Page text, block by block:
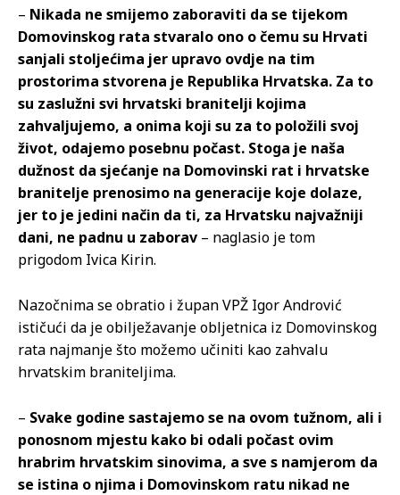
– Nikada ne smijemo zaboraviti da se tijekom
Domovinskog rata stvaralo ono o čemu su Hrvati
sanjali stoljećima jer upravo ovdje na tim
prostorima stvorena je Republika Hrvatska. Za to
su zaslužni svi hrvatski branitelji kojima
zahvaljujemo, a onima koji su za to položili svoj
život, odajemo posebnu počast. Stoga je naša
dužnost da sjećanje na Domovinski rat i hrvatske
branitelje prenosimo na generacije koje dolaze,
jer to je jedini način da ti, za Hrvatsku najvažniji
dani, ne padnu u zaborav – naglasio je tom
prigodom Ivica Kirin.
Nazočnima se obratio i župan VPŽ Igor Andrović
ističući da je obilježavanje obljetnica iz Domovinskog
rata najmanje što možemo učiniti kao zahvalu
hrvatskim braniteljima.
– Svake godine sastajemo se na ovom tužnom, ali i
ponosnom mjestu kako bi odali počast ovim
hrabrim hrvatskim sinovima, a sve s namjerom da
se istina o njima i Domovinskom ratu nikad ne